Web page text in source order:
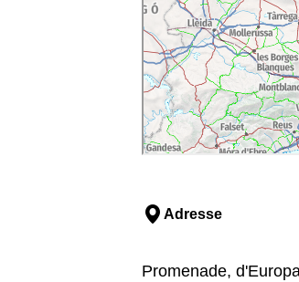
Adresse
Promenade,